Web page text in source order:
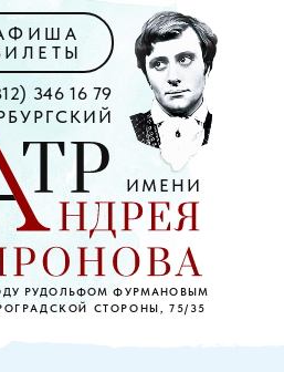
ИМЕНИ
РУДОЛЬФОМ ФУРМАНОВЫМ
346 16 79
СТОРОНЫ, 75/35